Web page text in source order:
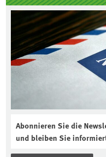
Abonnieren Sie die
und bleiben Sie